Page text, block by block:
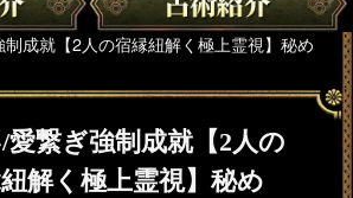
成就【2人の宿縁紐解く極上霊視】秘め
愛繋ぎ強制成就【2人の
解く極上霊視】秘め